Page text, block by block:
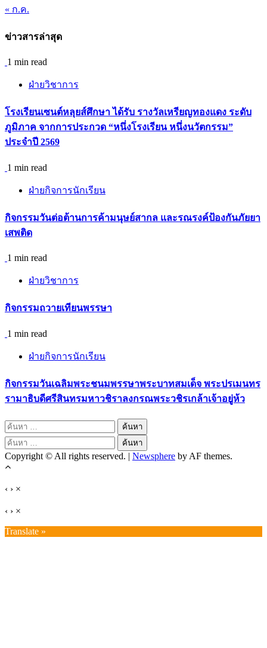
« ก.ค.
ข่าวสารล่าสุด
1 min read
ฝ่ายวิชาการ
โรงเรียนเซนต์หลุยส์ศึกษา ได้รับ รางวัลเหรียญทองแดง ระดับ
ภูมิภาค จากการประกวด “หนึ่งโรงเรียน หนึ่งนวัตกรรม”
ประจำปี 2569
1 min read
ฝ่ายกิจการนักเรียน
กิจกรรม​วันต่อต้านการค้ามนุษย์สากล และรณรงค์ป้องกันภัยยา
เสพติด
1 min read
ฝ่ายวิชาการ
กิจกรรมถวายเทียนพรรษา
1 min read
ฝ่ายกิจการนักเรียน
กิจกรรมวันเฉลิมพระชนมพรรษาพระบาทสมเด็จ พระปรเมนทร
รามาธิบดีศรีสินทรมหาวชิราลงกรณพระวชิรเกล้าเจ้าอยู่ห้ว
ค้นหา
สำหรับ:
ค้นหา
สำหรับ:
Copyright © All rights reserved. | Newsphere by AF themes.
‹ › ×
‹ › ×
Translate »